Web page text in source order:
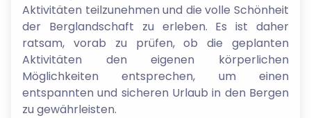
Aktivitäten teilzunehmen und die volle Schönheit
der Berglandschaft zu erleben. Es ist daher
ratsam, vorab zu prüfen, ob die geplanten
Aktivitäten den eigenen körperlichen
Möglichkeiten entsprechen, um einen
entspannten und sicheren Urlaub in den Bergen
zu gewährleisten.